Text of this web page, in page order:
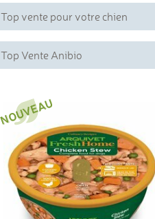
Top vente pour votre chien
Top Vente Anibio